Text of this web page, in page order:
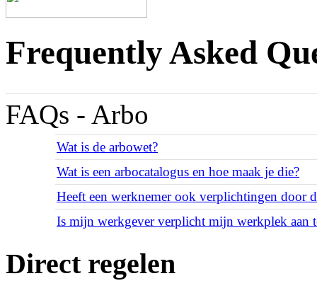
Frequently Asked
FAQs - Arbo
Wat is de arbowet?
Wat is een arbocatalogus en hoe maak je die?
Heeft een werknemer ook verplichtingen door
Is mijn werkgever verplicht mijn werkplek aan
Direct regelen